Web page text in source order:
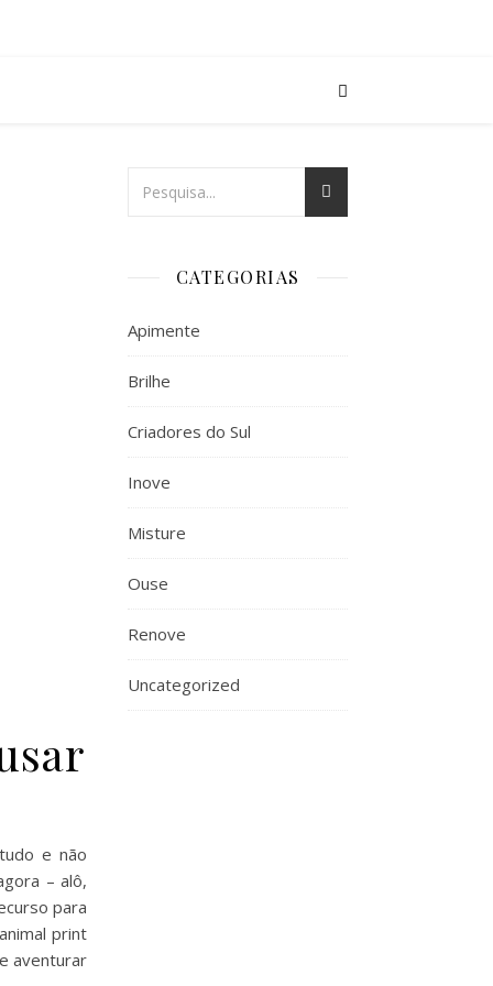
e não
– alô,
para
print
aventurar
CATEGORIAS
Apimente
Brilhe
Criadores do Sul
Inove
Misture
Ouse
Renove
Uncategorized